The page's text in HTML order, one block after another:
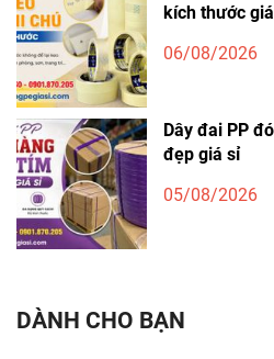
kích thước
06/08/2026
Dây đai PP
đẹp giá sỉ
05/08/2026
DÀNH CHO BẠN